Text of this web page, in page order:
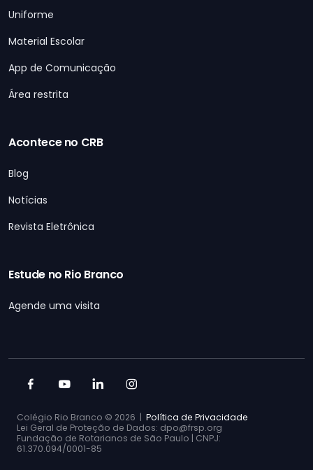
Uniforme
Material Escolar
App de Comunicação
Área restrita
Acontece no CRB
Blog
Notícias
Revista Eletrônica
Estude no Rio Branco
Agende uma visita
Colégio Rio Branco © 2026 | Política de Privacidade
Lei Geral de Proteção de Dados: dpo@frsp.org
Fundação de Rotarianos de São Paulo | CNPJ:
61.370.094/0001-85